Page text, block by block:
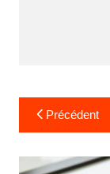
Navigation
de
l’article
Précédent